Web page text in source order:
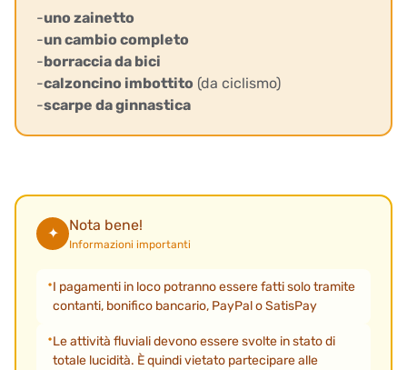
-uno zainetto
-un cambio completo
-borraccia da bici
-calzoncino imbottito (da ciclismo)
-scarpe da ginnastica
✦ Nota bene!
Informazioni importanti
I pagamenti in loco potranno essere fatti solo tramite
contanti, bonifico bancario, PayPal o SatisPay
Le attività fluviali devono essere svolte in stato di
totale lucidità. È quindi vietato partecipare alle